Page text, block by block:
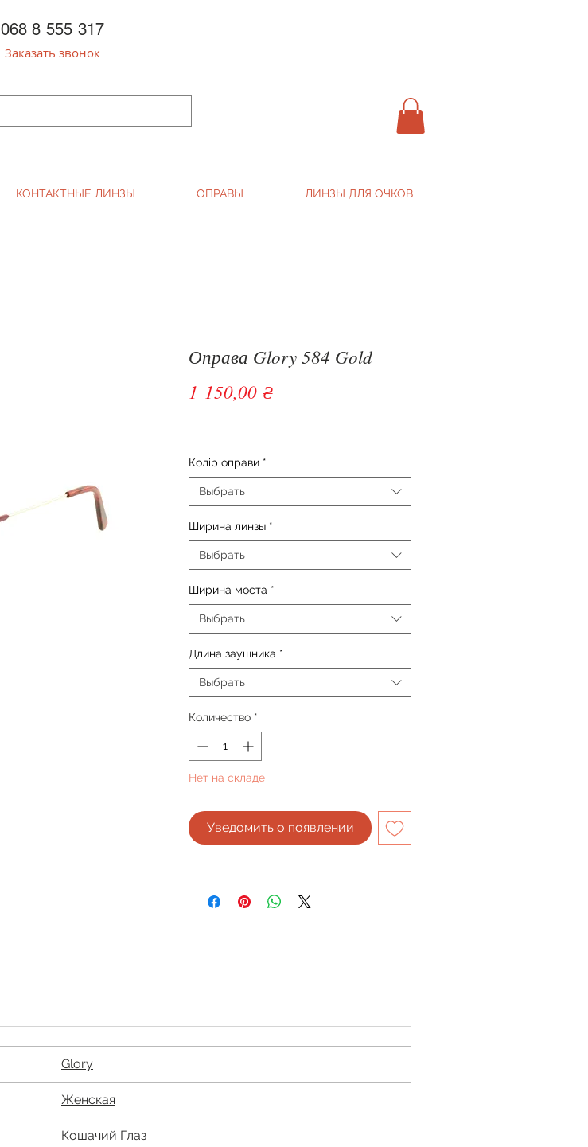
068 8 555 317
Заказать звонок
КОНТАКТНЫЕ ЛИНЗЫ ОПРАВЫ ЛИНЗЫ ДЛЯ ОЧКОВ
Оправа Glory 584 Gold
1 150,00 ₴Цена
Колір оправи *
Выбрать
Ширина линзы *
Выбрать
Ширина моста *
Выбрать
Длина заушника *
Выбрать
Количество *
Нет на складе
Уведомить о появлении
Glory
Женская
Кошачий Глаз